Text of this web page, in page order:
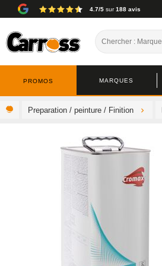
4.7/5 sur188 avis
MARQUES
PROMOS
Preparation / peinture / Finition